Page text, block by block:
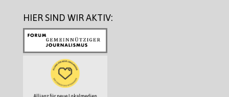
HIER SIND WIR AKTIV: